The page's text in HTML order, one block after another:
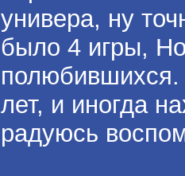
универа, ну
было 4 игры,
полюбившихся.
лет, и иногда
радуюсь